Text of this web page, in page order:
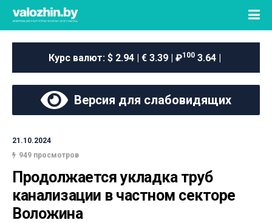
Курс валют: $ 2.94 | € 3.39 | ₽100 3.64 |
Версия для слабовидящих
21.10.2024
949 просмотров
Продолжается укладка труб
канализации в частном секторе
Воложина